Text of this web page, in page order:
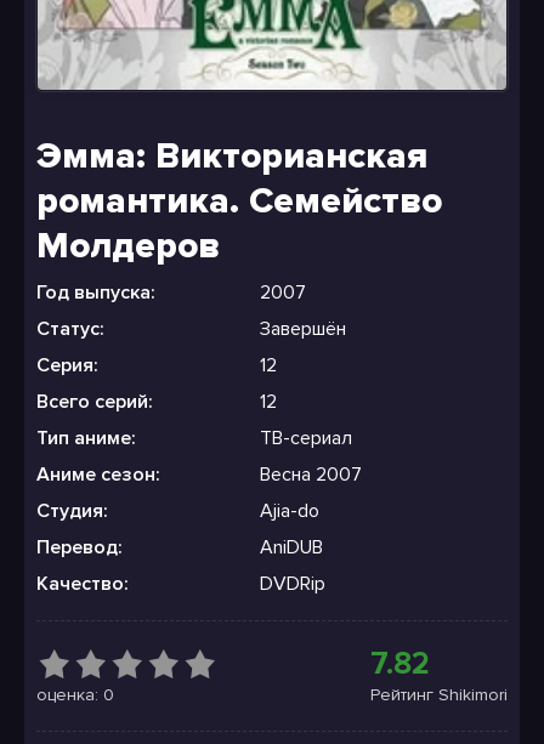
Эмма: Викторианская
романтика. Семейство
Молдеров
Год выпуска:
2007
Статус:
Завершён
Серия:
12
Всего серий:
12
Тип аниме:
ТВ-сериал
Аниме сезон:
Весна 2007
Студия:
Ajia-do
Перевод:
AniDUB
Качество:
DVDRip
оценка: 0
7.82
Рейтинг Shikimori